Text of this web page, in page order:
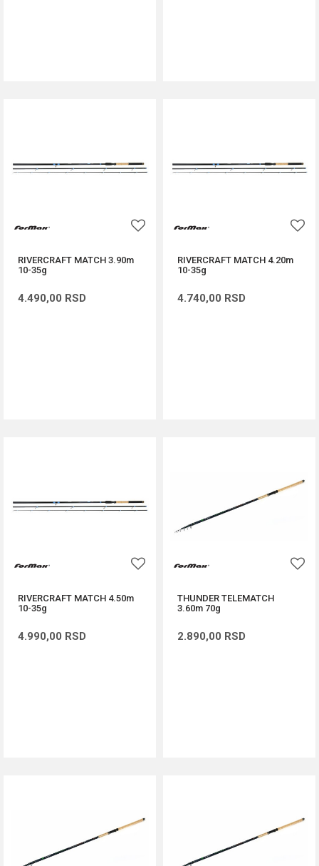
RIVERCRAFT MATCH 3.90m
10-35g
4.490,00 RSD
RIVERCRAFT MATCH 4.20m
10-35g
4.740,00 RSD
RIVERCRAFT MATCH 4.50m
10-35g
4.990,00 RSD
THUNDER TELEMATCH
3.60m 70g
2.890,00 RSD